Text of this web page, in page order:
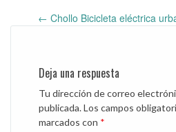
Post
← Chollo Bicicleta eléctrica
Deja una respuesta
Tu dirección de correo
publicada.Los campos
marcados con *